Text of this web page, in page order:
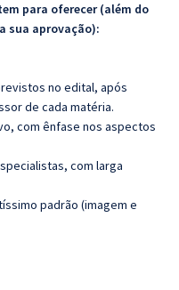
para oferecer (além do
sua aprovação):
no edital, após
de cada matéria.
com ênfase nos aspectos
com larga
padrão (imagem e